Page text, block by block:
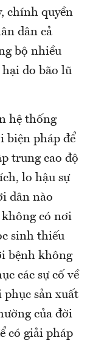
chính quyền
dân cả
bộ nhiều
do bão lũ
hệ thống
biện pháp để
trung cao độ
lo hậu sự
dân nào
có nơi
sinh thiếu
bệnh không
các sự cố về
sản xuất
của đời
có giải pháp